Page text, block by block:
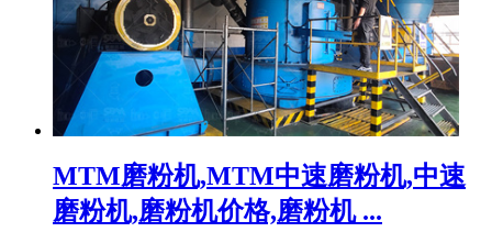
MTM磨粉机,MTM中速磨粉机,中速
磨粉机,磨粉机价格,磨粉机 ...